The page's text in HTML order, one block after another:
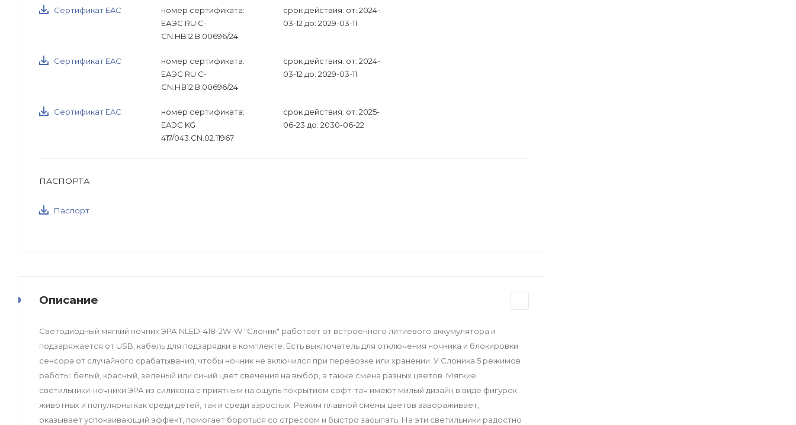
Сертификат EAC
номер сертификата:
ЕАЭС RU С-
CN.HB12.В.00696/24
срок действия: от: 2024-
03-12 до: 2029-03-11
Сертификат EAC
номер сертификата:
ЕАЭС RU С-
CN.НВ12.В.00696/24
срок действия: от: 2024-
03-12 до: 2029-03-11
Сертификат EAC
номер сертификата:
ЕАЭС KG
417/043.CN.02.11967
срок действия: от: 2025-
06-23 до: 2030-06-22
ПАСПОРТА
Паспорт
Описание
Светодиодный мягкий ночник ЭРА NLED-418-2W-W "Слоник" работает от встроенного литиевого аккумулятора и
подзаряжается от USB, кабель для подзарядки в комплекте. Есть выключатель для отключения ночника и блокировки
сенсора от случайного срабатывания, чтобы ночник не включился при перевозке или хранении. У Слоника 5 режимов
работы: белый, красный, зеленый или синий цвет свечения на выбор, а также смена разных цветов. Мягкие
светильники-ночники ЭРА из силикона с приятным на ощупь покрытием софт-тач имеют милый дизайн в виде фигурок
животных и популярны как среди детей, так и среди взрослых. Режим плавной смены цветов завораживает,
оказывает успокаивающий эффект, помогает бороться со стрессом и быстро засыпать. На эти светильники радостно